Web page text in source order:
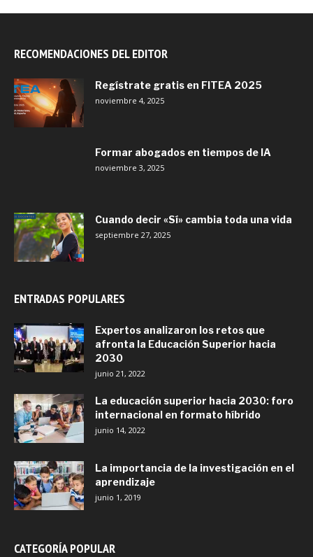
RECOMENDACIONES DEL EDITOR
Regístrate gratis en FITEA 2025
noviembre 4, 2025
Formar abogados en tiempos de IA
noviembre 3, 2025
Cuando decir «Sí» cambia toda una vida
septiembre 27, 2025
ENTRADAS POPULARES
Expertos analizaron los retos que
afronta la Educación Superior hacia
2030
junio 21, 2022
La educación superior hacia 2030: foro
internacional en formato híbrido
junio 14, 2022
La importancia de la investigación en el
aprendizaje
junio 1, 2019
CATEGORÍA POPULAR